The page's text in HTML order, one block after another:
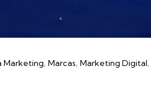
Marketing Marcas Marketing Digital